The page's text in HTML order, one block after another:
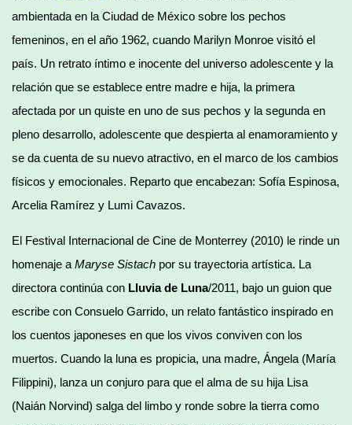
ambientada en la Ciudad de México sobre los pechos
femeninos, en el año 1962, cuando Marilyn Monroe visitó el
país. Un retrato íntimo e inocente del universo adolescente y la
relación que se establece entre madre e hija, la primera
afectada por un quiste en uno de sus pechos y la segunda en
pleno desarrollo, adolescente que despierta al enamoramiento y
se da cuenta de su nuevo atractivo, en el marco de los cambios
físicos y emocionales. Reparto que encabezan: Sofía Espinosa,
Arcelia Ramírez y Lumi Cavazos.
El Festival Internacional de Cine de Monterrey (2010) le rinde un
homenaje a Maryse Sistach por su trayectoria artística. La
directora continúa con Lluvia de Luna/2011, bajo un guion que
escribe con Consuelo Garrido, un relato fantástico inspirado en
los cuentos japoneses en que los vivos conviven con los
muertos. Cuando la luna es propicia, una madre, Ángela (María
Filippini), lanza un conjuro para que el alma de su hija Lisa
(Naián Norvind) salga del limbo y ronde sobre la tierra como